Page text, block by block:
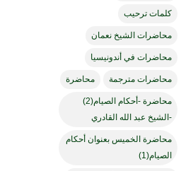
كلمات ترحيب
محاضرات الشيخ نعمان
محاضرات في أندونيسيا
محاضرات مترجمة محاضرة
محاضرة -أحكام الصيام(2)
-الشيخ عبد الله القادري
محاضرة الخميس بعنوان أحكام
الصيام(1)